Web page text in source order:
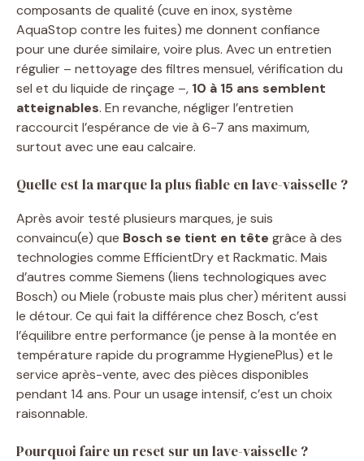
composants de qualité (cuve en inox, système
AquaStop contre les fuites) me donnent confiance
pour une durée similaire, voire plus. Avec un entretien
régulier – nettoyage des filtres mensuel, vérification du
sel et du liquide de rinçage –, 10 à 15 ans semblent
atteignables. En revanche, négliger l’entretien
raccourcit l’espérance de vie à 6-7 ans maximum,
surtout avec une eau calcaire.
Quelle est la marque la plus fiable en lave-vaisselle ?
Après avoir testé plusieurs marques, je suis
convaincu(e) que Bosch se tient en tête grâce à des
technologies comme EfficientDry et Rackmatic. Mais
d’autres comme Siemens (liens technologiques avec
Bosch) ou Miele (robuste mais plus cher) méritent aussi
le détour. Ce qui fait la différence chez Bosch, c’est
l’équilibre entre performance (je pense à la montée en
température rapide du programme HygienePlus) et le
service après-vente, avec des pièces disponibles
pendant 14 ans. Pour un usage intensif, c’est un choix
raisonnable.
Pourquoi faire un reset sur un lave-vaisselle ?